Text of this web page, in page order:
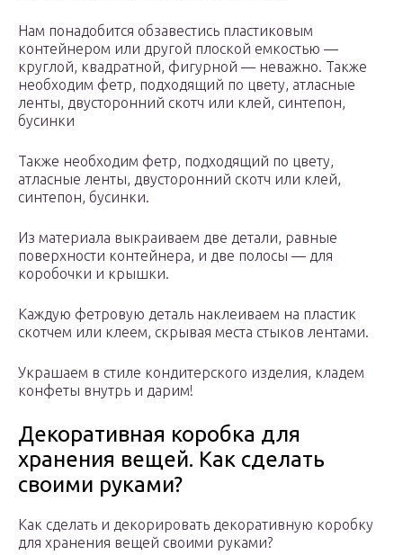
Нам понадобится обзавестись пластиковым
контейнером или другой плоской емкостью —
круглой, квадратной, фигурной — неважно. Также
необходим фетр, подходящий по цвету, атласные
ленты, двусторонний скотч или клей, синтепон,
бусинки
Также необходим фетр, подходящий по цвету,
атласные ленты, двусторонний скотч или клей,
синтепон, бусинки.
Из материала выкраиваем две детали, равные
поверхности контейнера, и две полосы — для
коробочки и крышки.
Каждую фетровую деталь наклеиваем на пластик
скотчем или клеем, скрывая места стыков лентами.
Украшаем в стиле кондитерского изделия, кладем
конфеты внутрь и дарим!
Декоративная коробка для
хранения вещей. Как сделать
своими руками?
Как сделать и декорировать декоративную коробку
для хранения вещей своими руками?